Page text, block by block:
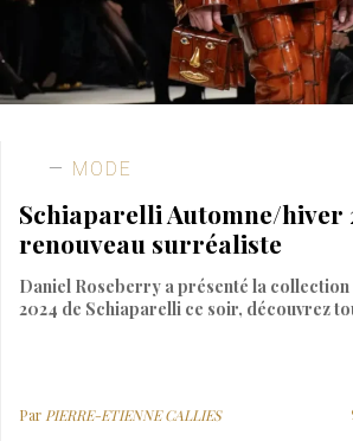
MODE
Schiaparelli Automne/hiver
renouveau surréaliste
Daniel Roseberry a présenté la collection
2024 de Schiaparelli ce soir, découvrez
Par PIERRE-ETIENNE CALLIES